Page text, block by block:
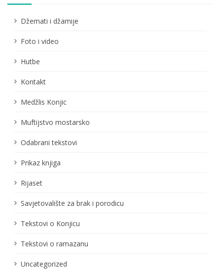
Džemati i džamije
Foto i video
Hutbe
Kontakt
Medžlis Konjic
Muftijstvo mostarsko
Odabrani tekstovi
Prikaz knjiga
Rijaset
Savjetovalište za brak i porodicu
Tekstovi o Konjicu
Tekstovi o ramazanu
Uncategorized